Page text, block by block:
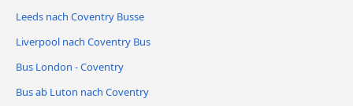
Leeds nach Coventry Busse
Liverpool nach Coventry Bus
Bus London - Coventry
Bus ab Luton nach Coventry